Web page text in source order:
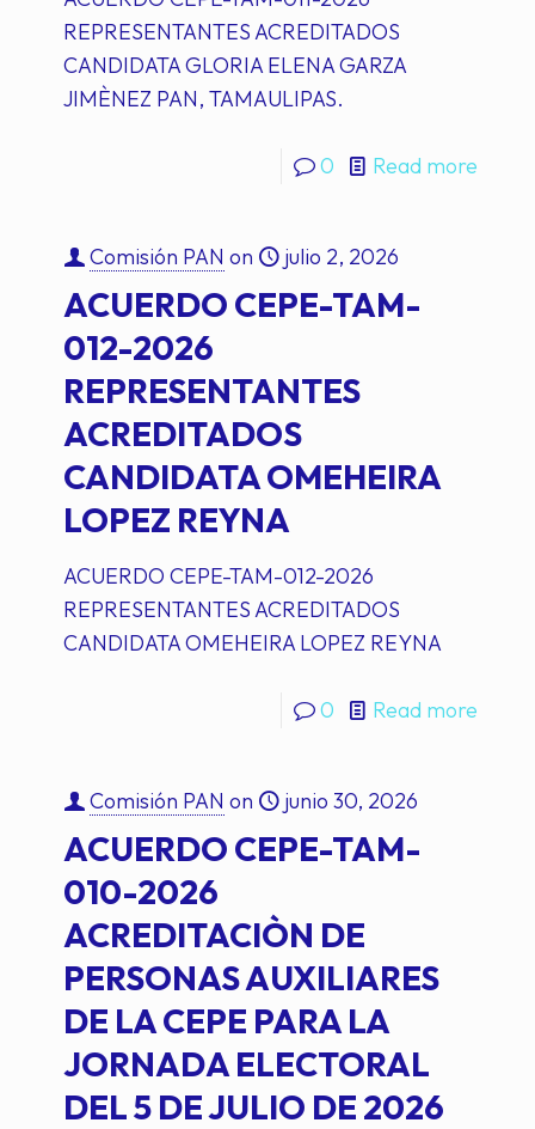
REPRESENTANTES ACREDITADOS
CANDIDATA GLORIA ELENA GARZA
JIMÈNEZ PAN, TAMAULIPAS.
0 Read more
Comisión PAN on julio 2, 2026
ACUERDO CEPE-TAM-
012-2026
REPRESENTANTES
ACREDITADOS
CANDIDATA OMEHEIRA
LOPEZ REYNA
ACUERDO CEPE-TAM-012-2026
REPRESENTANTES ACREDITADOS
CANDIDATA OMEHEIRA LOPEZ REYNA
0 Read more
Comisión PAN on junio 30, 2026
ACUERDO CEPE-TAM-
010-2026
ACREDITACIÒN DE
PERSONAS AUXILIARES
DE LA CEPE PARA LA
JORNADA ELECTORAL
DEL 5 DE JULIO DE 2026